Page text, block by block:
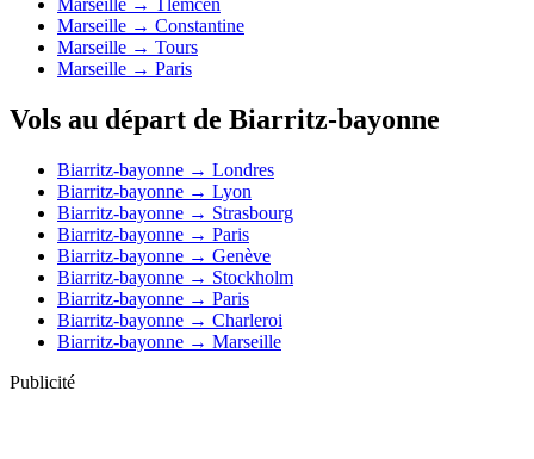
Marseille → Constantine
Marseille → Tours
Marseille → Paris
Vols au départ de Biarritz-bayonne
Biarritz-bayonne → Londres
Biarritz-bayonne → Lyon
Biarritz-bayonne → Strasbourg
Biarritz-bayonne → Paris
Biarritz-bayonne → Genève
Biarritz-bayonne → Stockholm
Biarritz-bayonne → Paris
Biarritz-bayonne → Charleroi
Biarritz-bayonne → Marseille
Publicité